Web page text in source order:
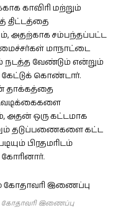
காவிரி மற்றும்
திட்டத்தை
அதற்காக சம்பந்தப்பட்ட
மாநாட்டை
நடத்த வேண்டும் என்றும்
கொண்டார்.
தாக்கத்தை
அதன் ஒரு கட்டமாக
தடுப்பணைகளை கட்ட
பிரதமரிடம்
கோதாவரி இணைப்பு